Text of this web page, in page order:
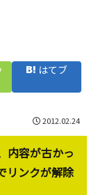
はてブ
2012.02.24
内容が古かっ
リンクが解除